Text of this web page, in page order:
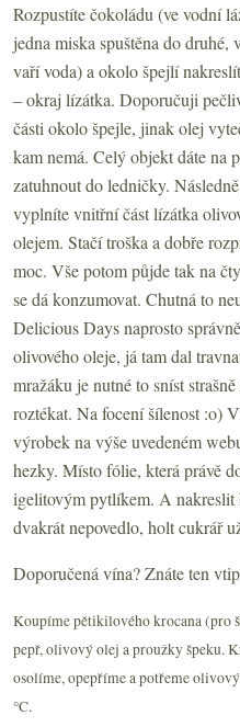
Rozpustíte čokoládu (ve vodní
jedna miska spuštěna do druhé,
vaří voda) a okolo špejlí
– okraj lízátka. Doporučuji
části okolo špejle, jinak olej
kam nemá. Celý objekt dáte na
zatuhnout do ledničky.
vyplníte vnitřní část lízátka
olejem. Stačí troška a dobře
moc. Vše potom půjde tak na
se dá konzumovat. Chutná to
Delicious Days naprosto
olivového oleje, já tam dal
mražáku je nutné to sníst
roztékat. Na focení šílenost :o)
výrobek na výše uvedeném
hezky. Místo fólie, která právě
igelitovým pytlíkem. A nakreslit
dvakrát nepovedlo, holt cukrář
Doporučená vína? Znáte ten
Koupíme pětikilového krocana (pro
pepř, olivový olej a proužky špeku.
osolíme, opepříme a potřeme
°C.